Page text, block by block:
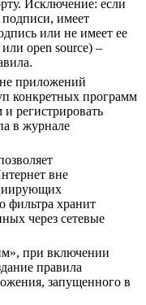
Исключение: если
имеет
или не имеет ее
open source) –
приложений
конкретных программ
регистрировать
в журнале
вне
фильтра хранит
через сетевые
при включении
правила
запущенного в